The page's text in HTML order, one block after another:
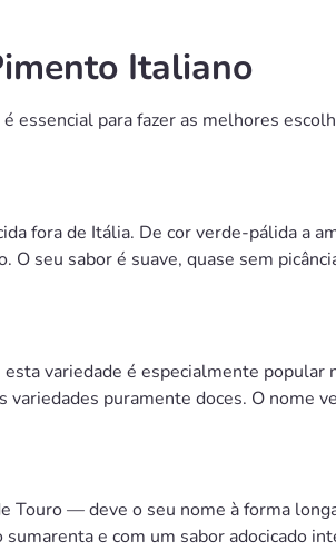
Italiano
para fazer as melhores
fora de Itália. De cor verde-pálida a
seu sabor é suave, quase sem
variedade é especialmente popular
puramente doces. O nome
— deve o seu nome à forma
e com um sabor adocicado